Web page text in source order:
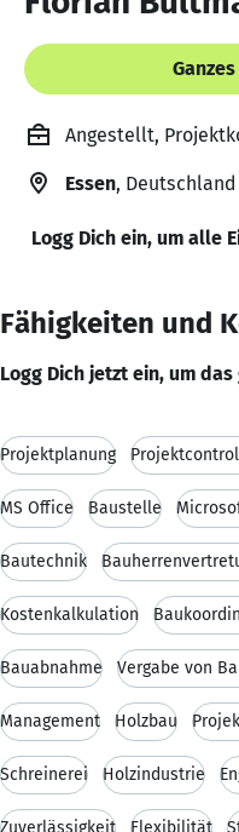
Angestellt,
Essen, Deutschland
Logg Dich ein, um alle
Fähigkeiten und
Logg Dich jetzt ein, um
Projektplanung
MS Office Baustelle
Bautechnik
Kostenkalkulation
Bauabnahme Vergabe von
Management Holzbau
Schreinerei Holzindustrie
Zuverlässigkeit Flexibilität